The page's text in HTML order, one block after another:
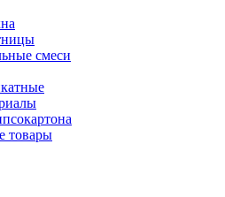
смеси
товары